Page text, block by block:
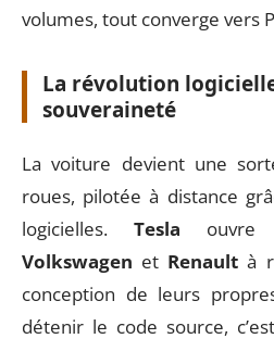
volumes, tout converge vers
La révolution
souveraineté
La voiture devient une
roues, pilotée à distance
logicielles. Tesla ouvre
Volkswagen et Renault à
conception de leurs
détenir le code source,